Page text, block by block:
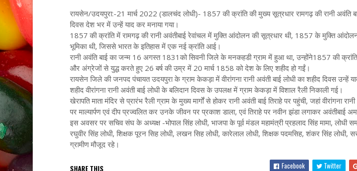
रायसेन/उदयपुरा:-21 मार्च 2022 (डालचंद लोधी)- 1857 की क्रांति की मुख्य सूत्रधार रामगढ़ की रानी अवंति
दिवस देश भर में उन्हें याद कर मनाया गया।
1857 की क्रांति में रामगढ़ की रानी अवंतीबाई रेवांचल में मुक्ति आंदोलन की सूत्रधार थी, 1857 के मुक्ति
भूमिका थी, जिससे भारत के इतिहास में एक नई क्रांति आई।
रानी अवंति बाई का जन्म 16 अगस्त 1831को सिवनी जिले के मनकहडी ग्राम में हुआ था, उन्होंने1857 की
और अंग्रेजों से युद्ध करते हुए 26 बर्ष की उम्र में 20 मार्च 1858 को देश के लिए शहीद हो गईं।
रायसेन जिले की जनपद पंचायत उदयपुरा के ग्राम केकड़ा में वीरांगना रानी अवंती बाई लोधी का शहीद दिवस उन्हें
शहीद वीरांगना रानी अवंती बाई लोधी के बलिदान दिवस के उपलक्ष में ग्राम केकड़ा में विशाल रैली निकाली गई।
खेरापति माता मंदिर से प्रारंभ रैली ग्राम के मुख्य मार्गों से होकर रानी अवंती बाई तिराहे पर पहुंची, जहां वीरांगना
पर माल्यार्पण एवं दीप प्रज्वलित कर उनके जीवन पर प्रकाश डाला, एवं तिराहे पर नवीन झंडा लगाकर अवंतीबाई
इस अवसर पर सचिव संघ के अध्यक्ष -भोपाल सिंह लोधी, भाजपा के पूर्व मंडल महामंत्री प्रहलाद सिंह मामा, लोधी
रघुवीर सिंह लोधी, शिक्षक पूरन सिह लोधी, लखन सिह लोधी, कारेलाल लोधी, शिक्षक पदमसिह, शंकर सिंह लोधी,
ग्रामीण मौजूद रहे।
SHARE THIS Facebook Twitter